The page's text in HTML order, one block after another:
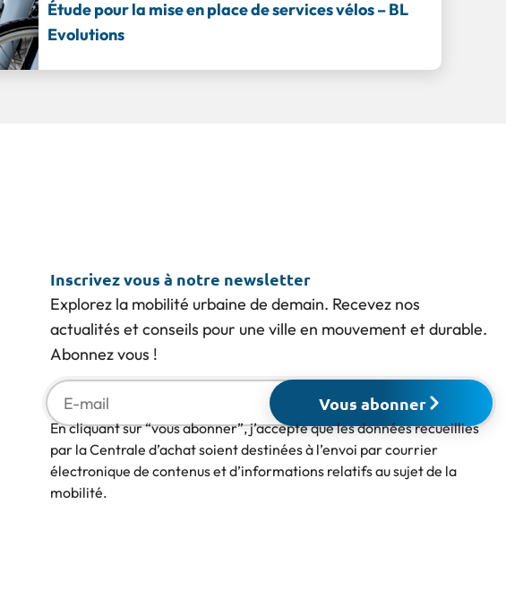
Étude pour la mise en place de services vélos – BL
Evolutions
Inscrivez vous à notre newsletter
Explorez la mobilité urbaine de demain. Recevez nos
actualités et conseils pour une ville en mouvement et durable.
Abonnez vous !
Vous abonner
En cliquant sur “vous abonner”, j’accepte que les données recueillies
par la Centrale d’achat soient destinées à l’envoi par courrier
électronique de contenus et d’informations relatifs au sujet de la
mobilité.